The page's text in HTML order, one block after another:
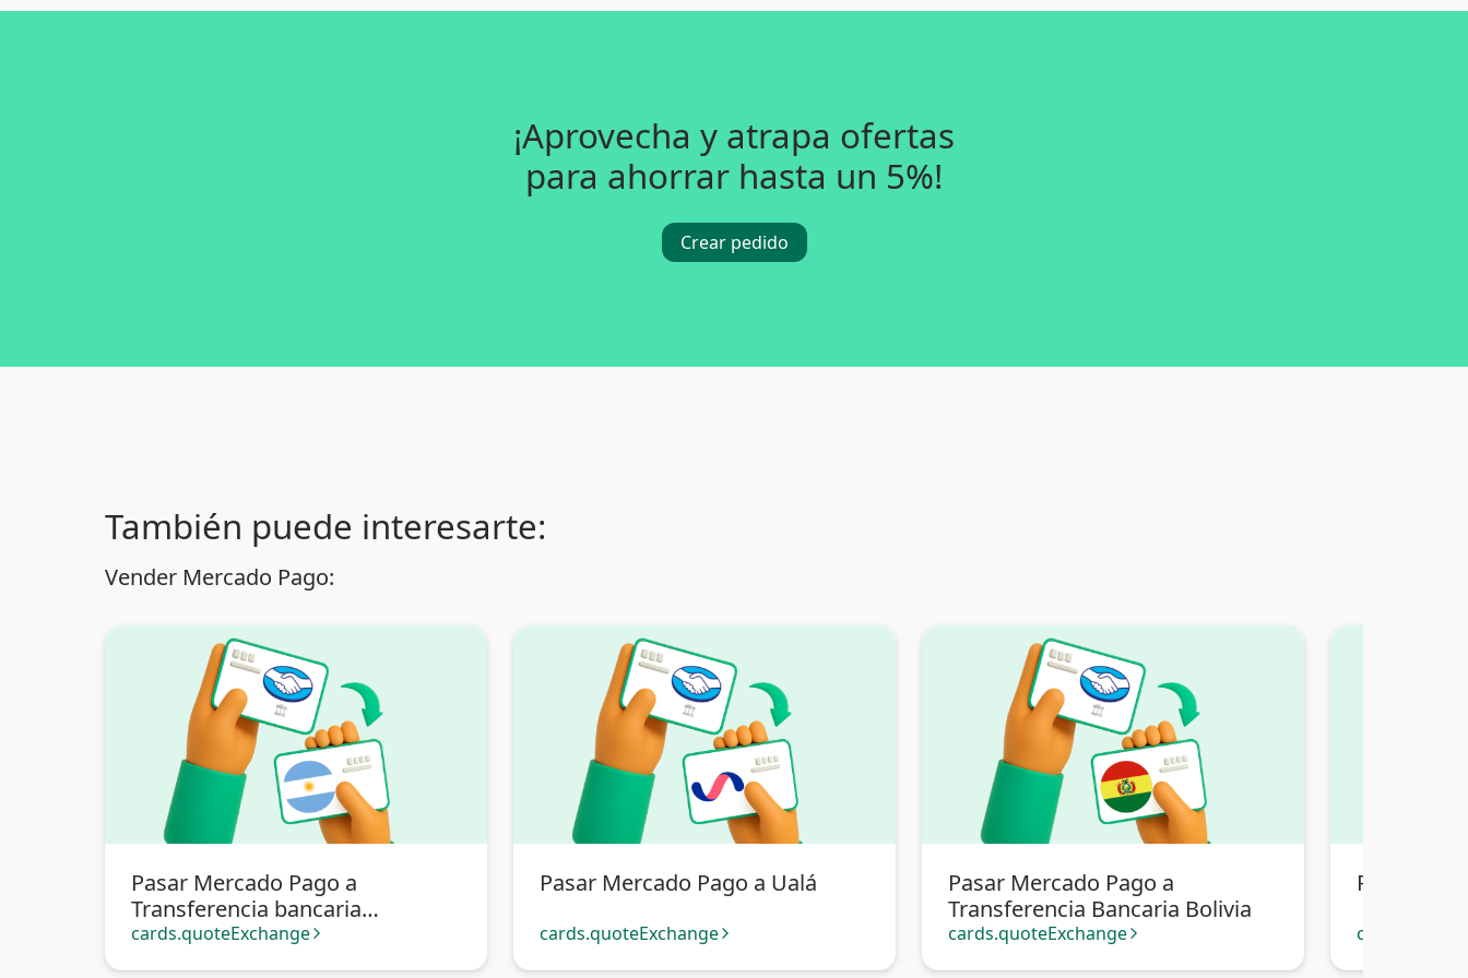
¡Aprovecha y atrapa ofertas
para ahorrar hasta un 5%!
Crear pedido
También puede interesarte:
Vender Mercado Pago:
Pasar Mercado Pago a
Transferencia bancaria
Argentina
cards.quoteExchange arrow_forward_ios
Pasar Mercado Pago a Ualá
cards.quoteExchange arrow_forward_ios
Pasar Mercado Pago a
Transferencia Bancaria Bolivia
cards.quoteExchange arrow_forward_ios
Pasar